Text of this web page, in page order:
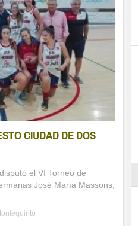
CIUDAD DE DOS
el VI Torneo de
José María Massons,